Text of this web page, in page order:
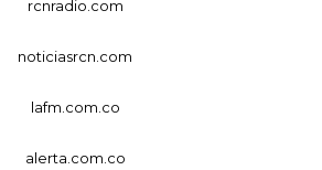
rcnradio.com
noticiasrcn.com
lafm.com.co
alerta.com.co